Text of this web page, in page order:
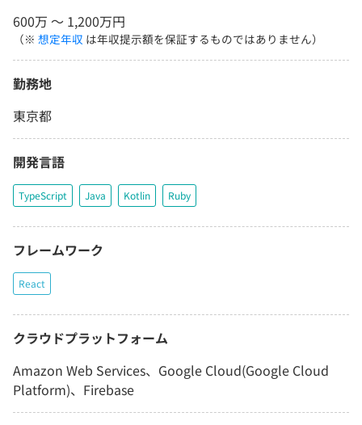
600万 〜 1,200万円
（※ 想定年収 は年収提示額を保証するものではありません）
勤務地
東京都
開発言語
TypeScript Java Kotlin Ruby
フレームワーク
React
クラウドプラットフォーム
Amazon Web Services、Google Cloud(Google Cloud
Platform)、Firebase